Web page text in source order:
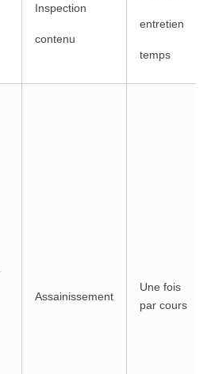
Inspection
contenu
entretien
temps
Assainissement
Une fois
par cours